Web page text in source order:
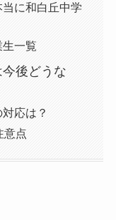
に和白丘中学
一覧
後どうな
応は？
意点